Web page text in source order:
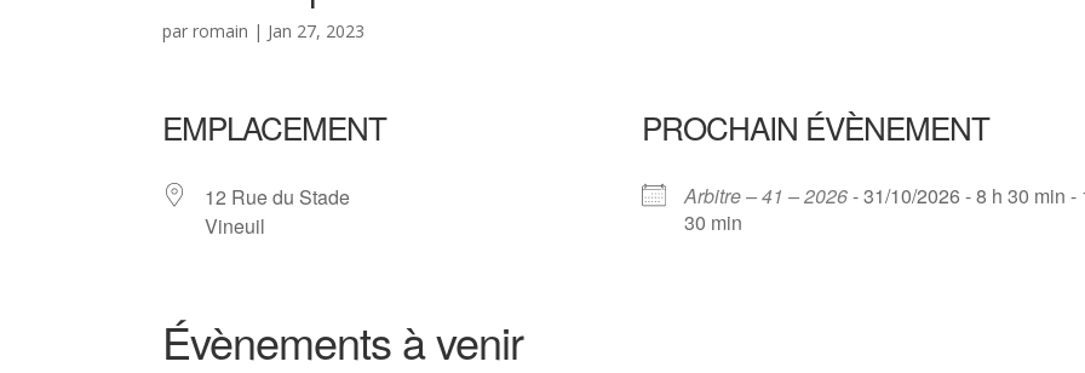
parromain | Jan 27, 2023
EMPLACEMENT
12 Rue du Stade
Vineuil
PROCHAIN ÉVÈNEMENT
Arbitre – 41 – 2026- 31/10/2026 - 8 h 30 min -
30 min
Évènements à venir